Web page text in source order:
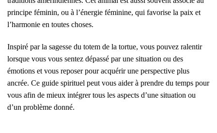
principe féminin, ou à l’énergie féminine, qui favorise la paix et
l’harmonie en toutes choses.
Inspiré par la sagesse du totem de la tortue, vous pouvez ralentir
lorsque vous vous sentez dépassé par une situation ou des
émotions et vous reposer pour acquérir une perspective plus
ancrée. Ce guide spirituel peut vous aider à prendre du temps pour
vous afin de mieux intégrer tous les aspects d’une situation ou
d’un problème donné.